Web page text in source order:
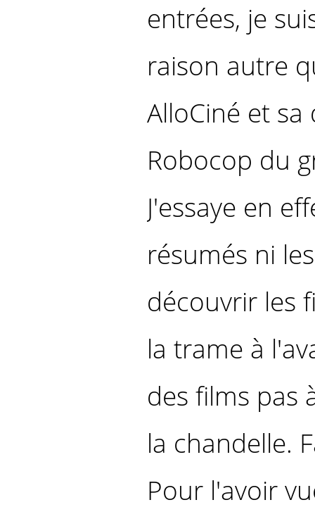
entrées, je
raison autre
AlloCiné et
Robocop du
J'essaye en
résumés ni
découvrir les
la trame à
des films pas
la chandelle.
Pour l'avoir